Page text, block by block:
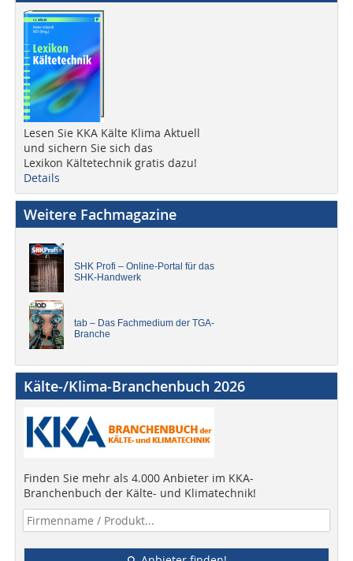
Lesen Sie KKA Kälte Klima Aktuell
und sichern Sie sich das
Lexikon Kältetechnik gratis dazu!
Details
Weitere Fachmagazine
SHK Profi – Online-Portal für das
SHK-Handwerk
tab – Das Fachmedium der TGA-
Branche
Kälte-/Klima-Branchenbuch 2026
Finden Sie mehr als 4.000 Anbieter im KKA-
Branchenbuch der Kälte- und Klimatechnik!